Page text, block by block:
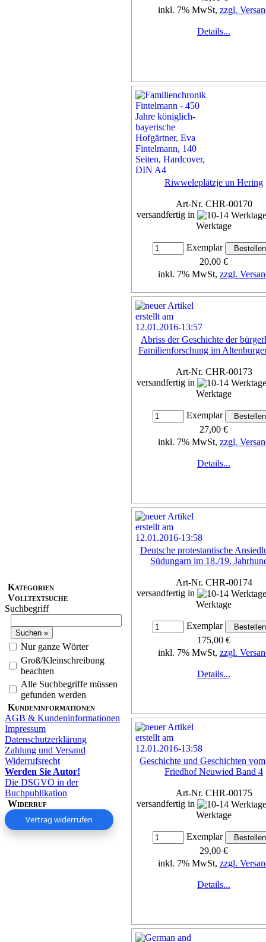
Kategorien
Volltextsuche
Suchbegriff
Nur ganze Wörter
Groß/Kleinschreibung
beachten
Alle Suchbegriffe müssen
gefunden werden
Kundeninformationen
AGB & Kundeninformationen
Impressum
Datenschutzerklärung
Zahlung und Versand
Widerrufsrecht
Werden Sie Autor!
Die DSGVO in der
Buchpublikation
Widerruf
Vertrag widerrufen
inkl. 7% MwSt, zzgl.
Details...
Riwweleplätzje un Hering
Art-Nr. CHR-00170
versandfertig in
Werktage
Exemplar
20,00 €
inkl. 7% MwSt, zzgl.
Details...
Abriss der Geschichte der
Familienforschung im
Art-Nr. CHR-00173
versandfertig in
Werktage
Exemplar
27,00 €
inkl. 7% MwSt, zzgl.
Details...
Deutsche protestantische
Südungarn im 18./19.
Art-Nr. CHR-00174
versandfertig in
Werktage
Exemplar
175,00 €
inkl. 7% MwSt, zzgl.
Details...
Geschichte und Geschichten
Friedhof Neuwied Band 4
Art-Nr. CHR-00175
versandfertig in
Werktage
Exemplar
29,00 €
inkl. 7% MwSt, zzgl.
Details...